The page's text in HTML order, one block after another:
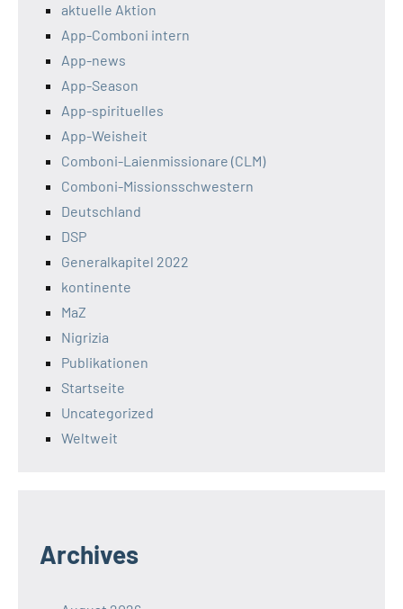
aktuelle Aktion
App-Comboni intern
App-news
App-Season
App-spirituelles
App-Weisheit
Comboni-Laienmissionare (CLM)
Comboni-Missionsschwestern
Deutschland
DSP
Generalkapitel 2022
kontinente
MaZ
Nigrizia
Publikationen
Startseite
Uncategorized
Weltweit
Archives